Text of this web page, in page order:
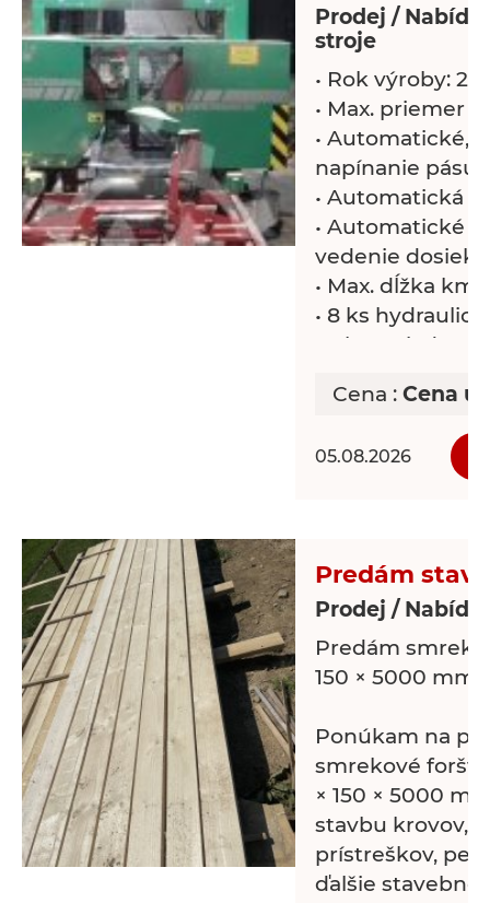
Prodej /
stroje
• Rok výroby:
• Max. priemer
• Automatické,
napínanie pásu
• Automatická
• Automatické
vedenie dosiek
• Max. dĺžka
• 8 ks
• 3 ks zariadení
polohovaním
Bwsbnezl Stwj
• Automatické
• Motor 38 kW
cena 40.000
Cena : Cena
05.08.2026
Predám
Prodej /
Predám
150 × 5000 mm
Ponúkam na
smrekové
× 150 × 5000
stavbu krovov,
prístreškov,
ďalšie stavebné